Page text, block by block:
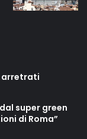
arretrati
super green
di Roma”